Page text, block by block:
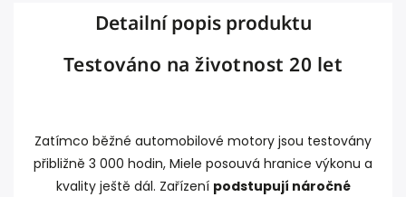
Detailní popis produktu
Testováno na životnost 20 let
Zatímco běžné automobilové motory jsou testovány
přibližně 3 000 hodin, Miele posouvá hranice výkonu a
kvality ještě dál. Zařízení podstupují náročné